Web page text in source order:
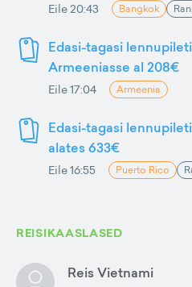
Eile 20:43 Bangkok
Edasi-tagasi
Armeeniasse al 208€
Eile 17:04 Armeenia
Edasi-tagasi
alates 633€
Eile 16:55 Puerto Rico
REISIKAASLASED
Reis Vietnami